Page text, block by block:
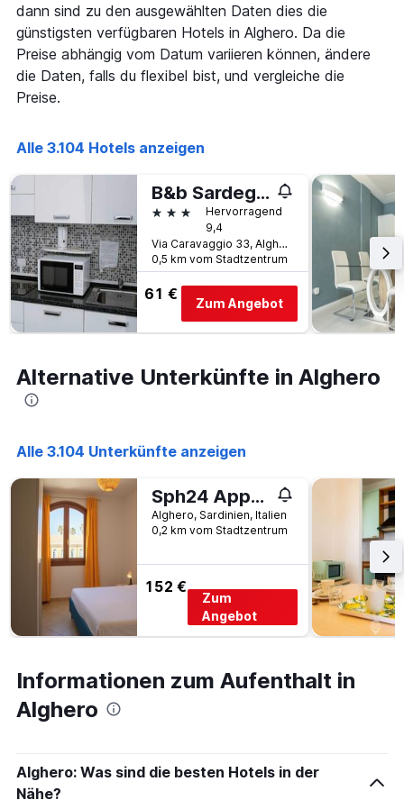
dann sind zu den ausgewählten Daten dies die
günstigsten verfügbaren Hotels in Alghero. Da die
Preise abhängig vom Datum variieren können, ändere
die Daten, falls du flexibel bist, und vergleiche die
Preise.
Alle 3.104 Hotels anzeigen
B&b Sardegna Sole E Mare
3 SterneHervorragend
9,4
Via Caravaggio 33, Alghero, Sardinien, Italien
0,5 km vom Stadtzentrum
61 €
Zum Angebot
Alternative Unterkünfte in Alghero
Alle 3.104 Unterkünfte anzeigen
Sph24 Appartamento Alghero Via Mazzini
Alghero, Sardinien, Italien
0,2 km vom Stadtzentrum
152 €
Zum
Angebot
Informationen zum Aufenthalt in
Alghero
Alghero: Was sind die besten Hotels in der
Nähe?